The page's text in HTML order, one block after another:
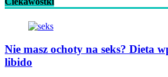
Nie masz ochoty na seks? Dieta
libido